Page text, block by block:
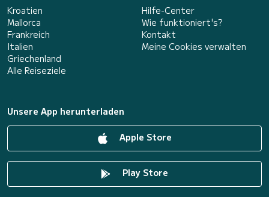
Kroatien
Mallorca
Frankreich
Italien
Griechenland
Alle Reiseziele
Hilfe-Center
Wie funktioniert's?
Kontakt
Meine Cookies verwalten
Unsere App herunterladen
Apple Store
Play Store